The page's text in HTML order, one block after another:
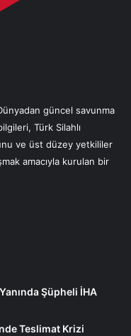
güncel savunma
Türk Silahlı
ve üst düzey yetkililer
amacıyla kurulan bir
Şüpheli İHA
Teslimat Krizi